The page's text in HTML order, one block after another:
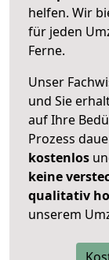
helfen. Wir
für jeden
Ferne.
Unser
und Sie
auf Ihre
Prozess
kostenlos
keine
qualitativ
unserem